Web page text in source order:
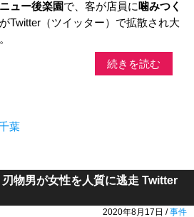
ニュー後楽園で、客が店員に噛みつく
Twitter（ツイッター）で拡散され大
続きを読む
葉
物男が女性を人質に逃走 Twitter
2020年8月17日 /事件